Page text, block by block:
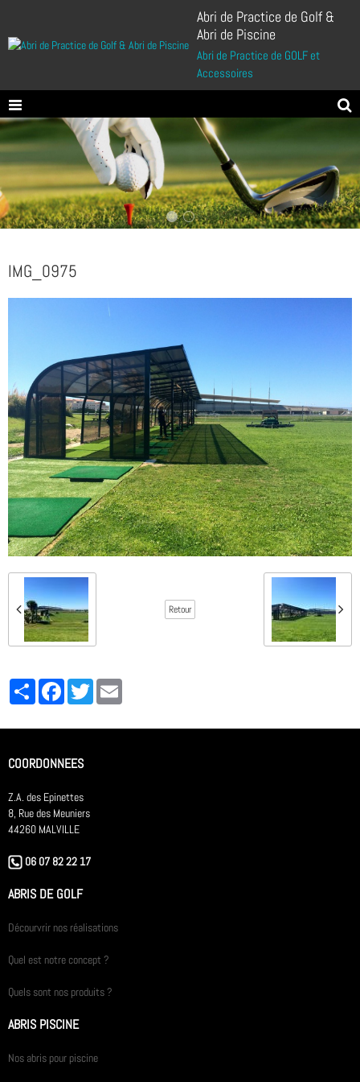
Abri de Practice de Golf &
Abri de Piscine
Abri de Practice de GOLF et
Accessoires
IMG_0975
Retour
PartagerFacebookTwitter
COORDONNEES
Z.A. des Epinettes
8, Rue des Meuniers
44260 MALVILLE
06 07 82 22 17
ABRIS DE GOLF
Décourvrir nos réalisations
Quel est notre concept ?
Quels sont nos produits ?
ABRIS PISCINE
Nos abris pour piscine